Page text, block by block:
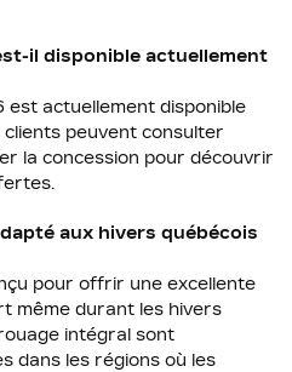
il disponible actuellement
est actuellement disponible
clients peuvent consulter
la concession pour découvrir
aux hivers québécois
pour offrir une excellente
même durant les hivers
intégral sont
dans les régions où les